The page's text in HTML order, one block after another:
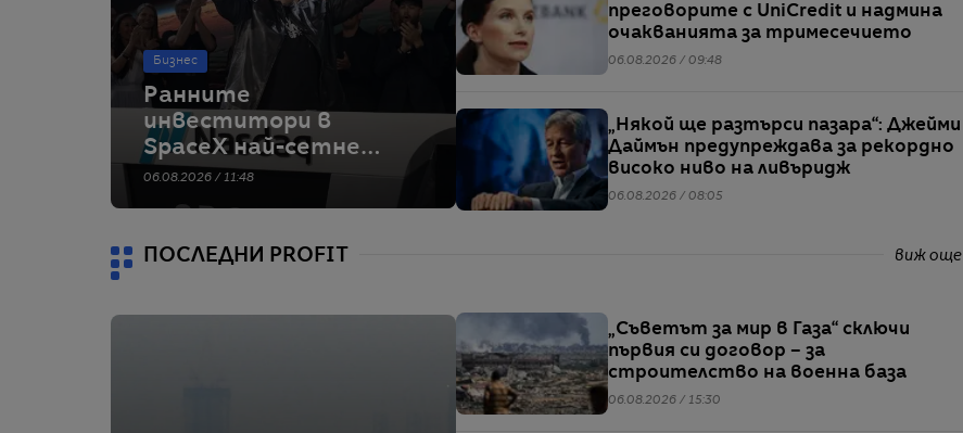
Бизнес
Ранните
инвеститори в
SpaceX най-сетне
могат да продават
дяловете си.
идеален
06.08.2026 / 11:48
преговорите с UniCredit и надмина
очакванията за тримесечието
06.08.2026 / 09:48
„Някой ще разтърси пазара“: Джейми
Даймън предупреждава за рекордно
високо ниво на ливъридж
06.08.2026 / 08:05
ПОСЛЕДНИ PROFIT виж още
„Съветът за мир в Газа“ сключи
първия си договор – за
строителство на военна база
06.08.2026 / 15:30